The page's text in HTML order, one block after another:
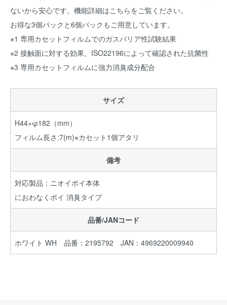
ないから安心です。機能詳細はこちらをご覧ください。
お得な3個パックと6個パックもご用意しています。
※1 専用カセットフィルムでのガスバリア性試験結果
※2 接触面に対する効果、ISO22196によって確認された抗菌性
※3 専用カセットフィルムに強力消臭成分配合
サイズ
H44×φ182（mm）
フィルム長さ:7(m)※カセット1個アタリ
備考
対応製品：ニオイポイ本体
におわなくポイ 消臭タイプ
品番/JANコード
ホワイト WH 品番：2195792 JAN：4969220009940